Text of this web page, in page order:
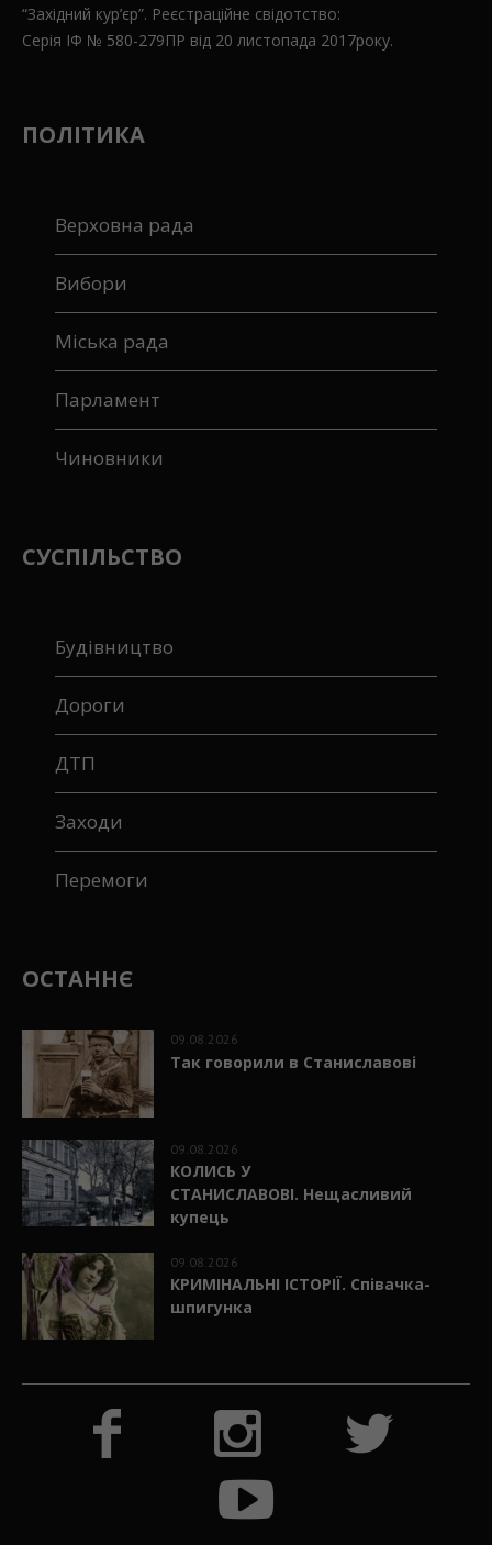
“Західний кур’єр”. Реєстраційне свідотство:
Серія ІФ № 580-279ПР від 20 листопада 2017року.
ПОЛІТИКА
Верховна рада
Вибори
Міська рада
Парламент
Чиновники
СУСПІЛЬСТВО
Будівництво
Дороги
ДТП
Заходи
Перемоги
ОСТАННЄ
09.08.2026
Так говорили в Станиславові
09.08.2026
КОЛИСЬ У
СТАНИСЛАВОВІ. Нещасливий
купець
09.08.2026
КРИМІНАЛЬНІ ІСТОРІЇ. Співачка-
шпигунка